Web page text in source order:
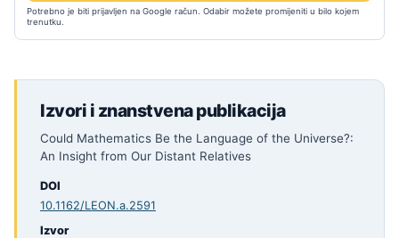
Potrebno je biti prijavljen na Google račun. Odabir možete promijeniti u bilo kojem
trenutku.
Izvori i znanstvena publikacija
Could Mathematics Be the Language of the Universe?:
An Insight from Our Distant Relatives
DOI
10.1162/LEON.a.2591
Izvor